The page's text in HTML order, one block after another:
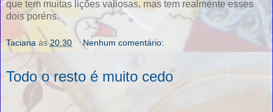
que tem muitas lições valiosas, mas tem realmente esses
dois poréns.
Taciana às20:30 Nenhum comentário:
Todo o resto é muito cedo